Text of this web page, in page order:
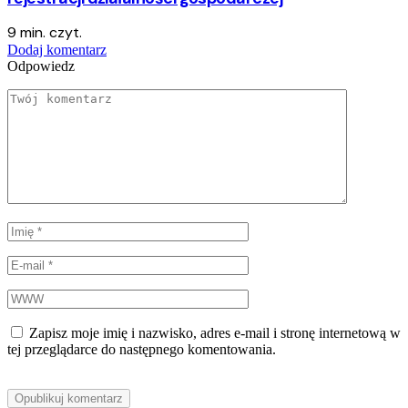
9 min. czyt.
Dodaj komentarz
Odpowiedz
Zapisz moje imię i nazwisko, adres e-mail i stronę internetową w
tej przeglądarce do następnego komentowania.